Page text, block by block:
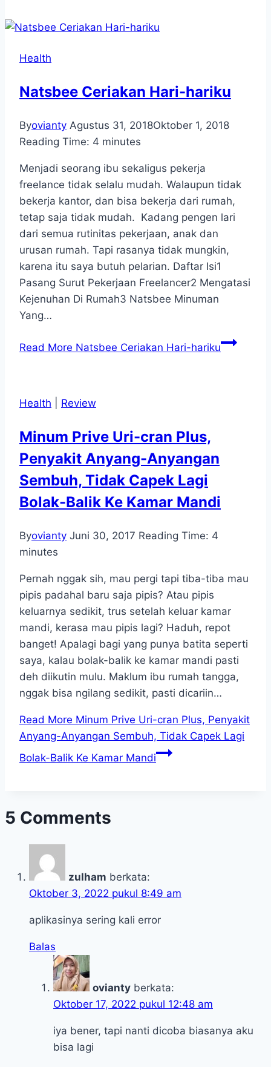
Health
Natsbee Ceriakan Hari-hariku
Byovianty Agustus 31, 2018Oktober 1, 2018
Reading Time: 4 minutes
Menjadi seorang ibu sekaligus pekerja
freelance tidak selalu mudah. Walaupun tidak
bekerja kantor, dan bisa bekerja dari rumah,
tetap saja tidak mudah. Kadang pengen lari
dari semua rutinitas pekerjaan, anak dan
urusan rumah. Tapi rasanya tidak mungkin,
karena itu saya butuh pelarian. Daftar Isi1
Pasang Surut Pekerjaan Freelancer2 Mengatasi
Kejenuhan Di Rumah3 Natsbee Minuman
Yang…
Read More Natsbee Ceriakan Hari-hariku
Health Review
Minum Prive Uri-cran Plus,
Penyakit Anyang-Anyangan
Sembuh, Tidak Capek Lagi
Bolak-Balik Ke Kamar Mandi
Byovianty Juni 30, 2017 Reading Time: 4
minutes
Pernah nggak sih, mau pergi tapi tiba-tiba mau
pipis padahal baru saja pipis? Atau pipis
keluarnya sedikit, trus setelah keluar kamar
mandi, kerasa mau pipis lagi? Haduh, repot
banget! Apalagi bagi yang punya batita seperti
saya, kalau bolak-balik ke kamar mandi pasti
deh diikutin mulu. Maklum ibu rumah tangga,
nggak bisa ngilang sedikit, pasti dicariin…
Read More Minum Prive Uri-cran Plus, Penyakit
Anyang-Anyangan Sembuh, Tidak Capek Lagi
Bolak-Balik Ke Kamar Mandi
5 Comments
zulham berkata:
Oktober 3, 2022 pukul 8:49 am
aplikasinya sering kali error
Balas
ovianty berkata:
Oktober 17, 2022 pukul 12:48 am
iya bener, tapi nanti dicoba biasanya aku
bisa lagi